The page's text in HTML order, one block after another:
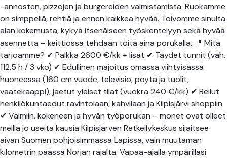
-annosten, pizzojen ja burgereiden valmistamista. Ruokamme
on simppeliä, rehtiä ja ennen kaikkea hyvää. Toivomme sinulta
alan kokemusta, kykyä itsenäiseen työskentelyyn sekä hyvää
asennetta – keittiössä tehdään töitä aina porukalla. 📍 Mitä
tarjoamme? ✔ Palkka 2600 €/kk + lisät ✔ Täydet tunnit (väh.
112,5 h / 3 vko) ✔ Edullinen majoitus omassa viihtyisässä
huoneessa (160 cm vuode, televisio, pöytä ja tuolit,
vaatekaappi), jaetut yleiset tilat (vuokra 240 €/kk) ✔ Reilut
henkilökuntaedut ravintolaan, kahvilaan ja Kilpisjärvi shoppiin
✔ Valmiin, kokeneen ja hyvän työporukan – monet ovat olleet
meillä jo useita kausia Kilpisjärven Retkeilykeskus sijaitsee
aivan Suomen pohjoisimmassa Lapissa, vain muutaman
kilometrin päässä Norjan rajalta. Vapaa-ajalla ympärilläsi